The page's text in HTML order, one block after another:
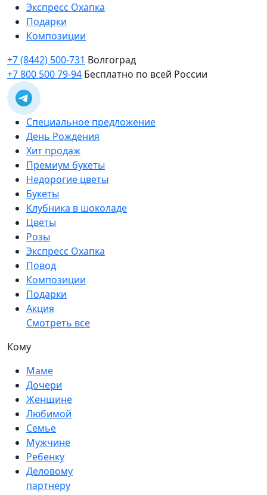
Экспресс Охапка
Подарки
Композиции
+7 (8442) 500-731 Волгоград
+7 800 500 79-94 Бесплатно по всей России
Специальное предложение
День Рождения
Хит продаж
Премиум букеты
Недорогие цветы
Букеты
Клубника в шоколаде
Цветы
Розы
Экспресс Охапка
Повод
Композиции
Подарки
Акция
Смотреть все
Кому
Маме
Дочери
Женщине
Любимой
Семье
Мужчине
Ребенку
Деловому
партнеру